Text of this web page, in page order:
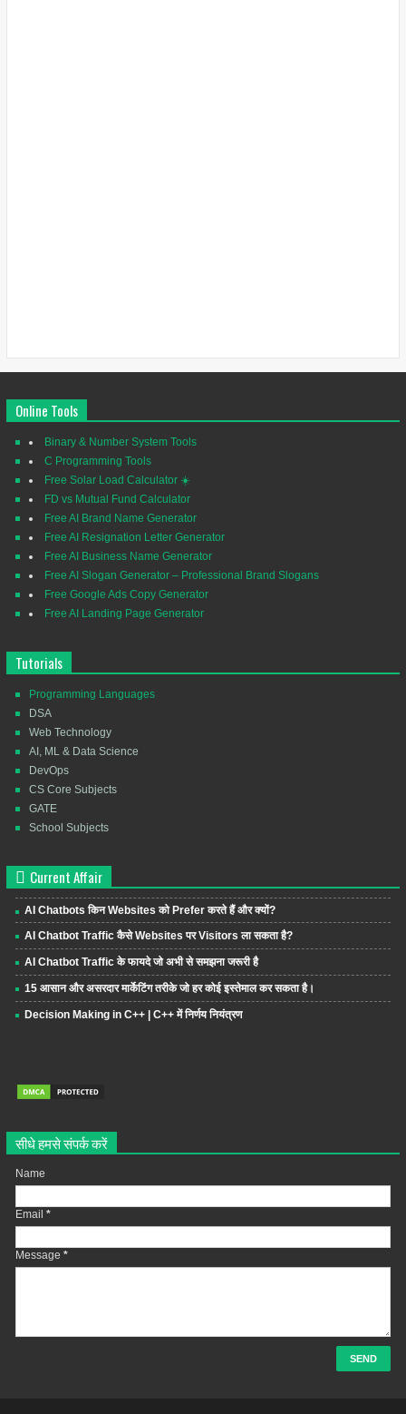
Online Tools
Binary & Number System Tools
C Programming Tools
Free Solar Load Calculator ☀️
FD vs Mutual Fund Calculator
Free AI Brand Name Generator
Free AI Resignation Letter Generator
Free AI Business Name Generator
Free AI Slogan Generator – Professional Brand Slogans
Free Google Ads Copy Generator
Free AI Landing Page Generator
Tutorials
Programming Languages
DSA
Web Technology
AI, ML & Data Science
DevOps
CS Core Subjects
GATE
School Subjects
Current Affair
AI Chatbots किन Websites को Prefer करते हैं और क्यों?
AI Chatbot Traffic कैसे Websites पर Visitors ला सकता है?
AI Chatbot Traffic के फायदे जो अभी से समझना जरूरी है
15 आसान और असरदार मार्केटिंग तरीके जो हर कोई इस्तेमाल कर सकता है।
Decision Making in C++ | C++ में निर्णय नियंत्रण
सीधे हमसे संपर्क करें
Name
Email *
Message *